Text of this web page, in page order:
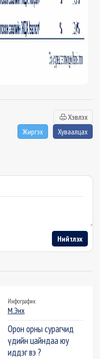
Хэвлэх
Жиргэх
Хуваалцах
Нийтлэх
Инфографик
М.Энх
Орон орны сурагчид
үдийн цайндаа юу
иддэг вэ ?